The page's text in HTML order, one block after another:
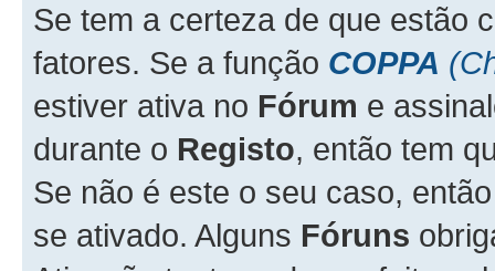
Se tem a certeza de que estão
fatores. Se a função COPPA
estiver ativa no Fórum e
durante o Registo, então tem
Se não é este o seu caso,
se ativado. Alguns Fóruns